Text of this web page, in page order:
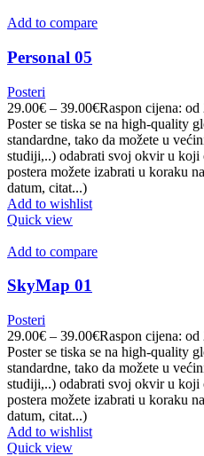
Add to compare
Personal 05
Posteri
29.00€ – 39.00€Raspon cijena:
Poster se tiska se na high-quality
standardne, tako da možete u
studiji,..) odabrati svoj okvir u koji
postera možete izabrati u koraku
datum, citat...)
Add to wishlist
Quick view
Add to compare
SkyMap 01
Posteri
29.00€ – 39.00€Raspon cijena:
Poster se tiska se na high-quality
standardne, tako da možete u
studiji,..) odabrati svoj okvir u koji
postera možete izabrati u koraku
datum, citat...)
Add to wishlist
Quick view